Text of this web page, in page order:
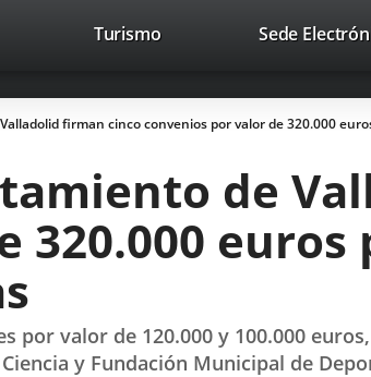
Trabaja con nosotros
TurismoThis
open
in
pop-
up
window.
Sede
firman cinco convenios por valor de 320.000
de
320.000
por valor de 120.000 y 100.000
y Fundación Municipal de